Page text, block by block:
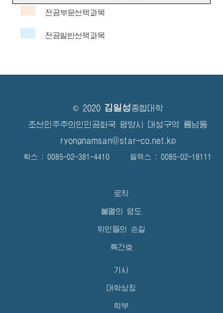
전공부문선택과목
전공일반선택과목
© 2020 김일성종합대학
조선민주주의인민공화국 평양시 대성구역 룡남동
ryongnamsan@star-co.net.kp
확스 : 0085-02-381-4410 텔렉스 : 0085-02-18111
로작
불멸의 령도
위인들의 손길
특간호
기사
대학상징
학부